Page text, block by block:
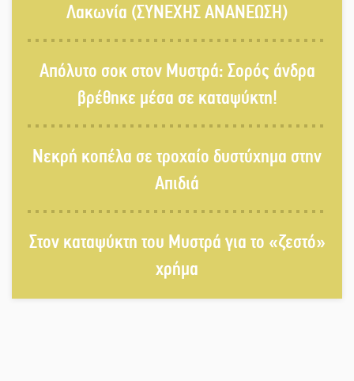
Πλούσιο πολιτιστικό πρόγραμμα
Χασισοφυτεία στην Παλαιοπαναγιά
ξεσκέπασε η Αστυνομία
Μπαρόκ μελωδίες κάτω από την
αυγουστιάτικη πανσέληνο της
Διακοπή ρεύματος στο Έλος
Στο Γύθειο η Άντζελα Γκερέκου
Λακωνία (ΣΥΝΕΧΗΣ ΑΝΑΝΕΩΣΗ)
Απόλυτο σοκ στον Μυστρά: Σορός άνδρα
βρέθηκε μέσα σε καταψύκτη!
Νεκρή κοπέλα σε τροχαίο δυστύχημα στην
Απιδιά
Στον καταψύκτη του Μυστρά για το «ζεστό»
χρήμα